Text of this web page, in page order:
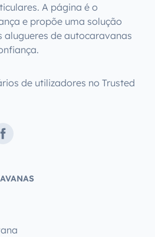
A página é o
e propõe uma solução
de autocaravanas
de utilizadores no Trusted
Facebook